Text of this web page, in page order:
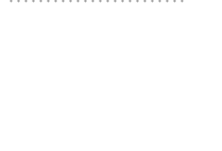
＊＊＊＊＊＊＊＊＊＊＊＊＊＊＊＊＊＊＊＊＊＊＊＊